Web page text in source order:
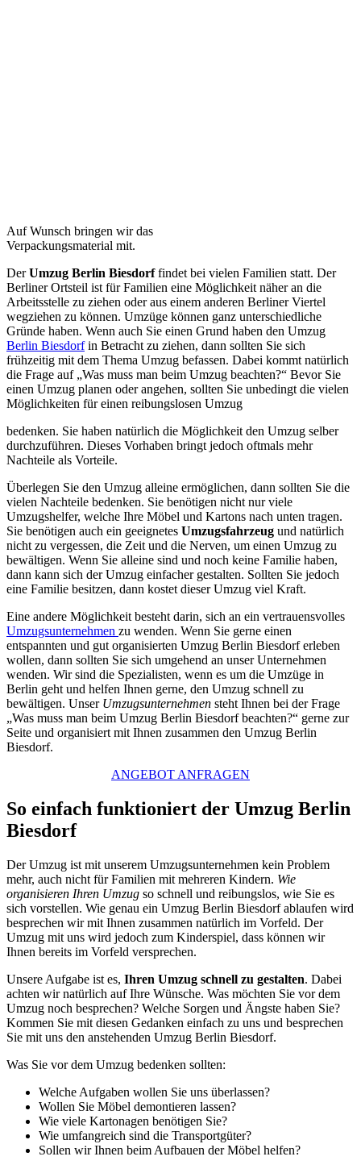
Auf Wunsch bringen wir das
Verpackungsmaterial mit.
DerUmzug Berlin Biesdorffindet bei vielen Familien statt. Der
Berliner Ortsteil ist für Familien eine Möglichkeit näher an die
Arbeitsstelle zu ziehen oder aus einem anderen Berliner Viertel
wegziehen zu können. Umzüge können ganz unterschiedliche
Gründe haben. Wenn auch Sie einen Grund haben den Umzug
Berlin Biesdorfin Betracht zu ziehen, dann sollten Sie sich
frühzeitig mit dem Thema Umzug befassen. Dabei kommt natürlich
die Frage auf „Was muss man beim Umzug beachten?“ Bevor Sie
einen Umzug planen oder angehen, sollten Sie unbedingt die vielen
Möglichkeiten für einen reibungslosen Umzug
bedenken. Sie haben natürlich die Möglichkeit den Umzug selber
durchzuführen. Dieses Vorhaben bringt jedoch oftmals mehr
Nachteile als Vorteile.
Überlegen Sie den Umzug alleine ermöglichen, dann sollten Sie die
vielen Nachteile bedenken. Sie benötigen nicht nur viele
Umzugshelfer, welche Ihre Möbel und Kartons nach unten tragen.
Sie benötigen auch ein geeignetes Umzugsfahrzeug und natürlich
nicht zu vergessen, die Zeit und die Nerven, um einen Umzug zu
bewältigen. Wenn Sie alleine sind und noch keine Familie haben,
dann kann sich der Umzug einfacher gestalten. Sollten Sie jedoch
eine Familie besitzen, dann kostet dieser Umzug viel Kraft.
Eine andere Möglichkeit besteht darin, sich an ein vertrauensvolles
Umzugsunternehmen zu wenden. Wenn Sie gerne einen
entspannten und gut organisierten Umzug Berlin Biesdorf erleben
wollen, dann sollten Sie sich umgehend an unser Unternehmen
wenden. Wir sind die Spezialisten, wenn es um die Umzüge in
Berlin geht und helfen Ihnen gerne, den Umzug schnell zu
bewältigen. Unser Umzugsunternehmen steht Ihnen bei der Frage
„Was muss man beim Umzug Berlin Biesdorf beachten?“ gerne zur
Seite und organisiert mit Ihnen zusammen den Umzug Berlin
Biesdorf.
ANGEBOT ANFRAGEN
So einfach funktioniert der Umzug Berlin
Biesdorf
Der Umzug ist mit unserem Umzugsunternehmen kein Problem
mehr, auch nicht für Familien mit mehreren Kindern. Wie
organisieren Ihren Umzug so schnell und reibungslos, wie Sie es
sich vorstellen. Wie genau ein Umzug Berlin Biesdorf ablaufen wird
besprechen wir mit Ihnen zusammen natürlich im Vorfeld. Der
Umzug mit uns wird jedoch zum Kinderspiel, dass können wir
Ihnen bereits im Vorfeld versprechen.
Unsere Aufgabe ist es, Ihren Umzug schnell zu gestalten. Dabei
achten wir natürlich auf Ihre Wünsche. Was möchten Sie vor dem
Umzug noch besprechen? Welche Sorgen und Ängste haben Sie?
Kommen Sie mit diesen Gedanken einfach zu uns und besprechen
Sie mit uns den anstehenden Umzug Berlin Biesdorf.
Was Sie vor dem Umzug bedenken sollten:
Welche Aufgaben wollen Sie uns überlassen?
Wollen Sie Möbel demontieren lassen?
Wie viele Kartonagen benötigen Sie?
Wie umfangreich sind die Transportgüter?
Sollen wir Ihnen beim Aufbauen der Möbel helfen?